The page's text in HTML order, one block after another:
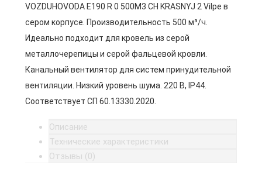
VOZDUHOVODA E190 R 0 500M3 CH KRASNYJ 2 Vilpe в
сером корпусе. Производительность 500 м³/ч.
Идеально подходит для кровель из серой
металлочерепицы и серой фальцевой кровли.
Канальный вентилятор для систем принудительной
вентиляции. Низкий уровень шума. 220 В, IP44.
Соответствует СП 60.13330.2020.
Описание
Технические характеристики
Отзывы (0)